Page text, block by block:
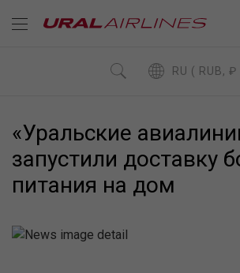
RU ( RUB,
«Уральские
запустили доставку
питания на дом